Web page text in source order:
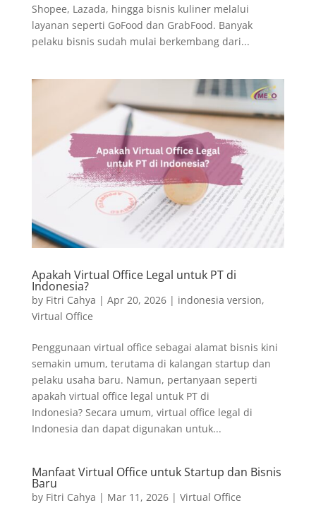
Shopee, Lazada, hingga bisnis kuliner melalui
layanan seperti GoFood dan GrabFood. Banyak
pelaku bisnis sudah mulai berkembang dari...
Apakah Virtual Office Legal untuk PT di
Indonesia?
by Fitri Cahya | Apr 20, 2026| indonesia version,
Virtual Office
Penggunaan virtual office sebagai alamat bisnis kini
semakin umum, terutama di kalangan startup dan
pelaku usaha baru. Namun, pertanyaan seperti
apakah virtual office legal untuk PT di
Indonesia? Secara umum, virtual office legal di
Indonesia dan dapat digunakan untuk...
Manfaat Virtual Office untuk Startup dan Bisnis
Baru
by Fitri Cahya | Mar 11, 2026| Virtual Office